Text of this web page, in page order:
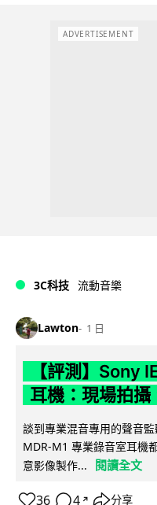
ADVERTISEMENT
3C科技 流動音樂
Lawton 1 日
【評測】Sony
耳機：現場拍
談到專業混音專用的聲音
MDR-M1 專業錄音室耳機
意影像製作...
閱讀全文
36 4 ↗ 分享